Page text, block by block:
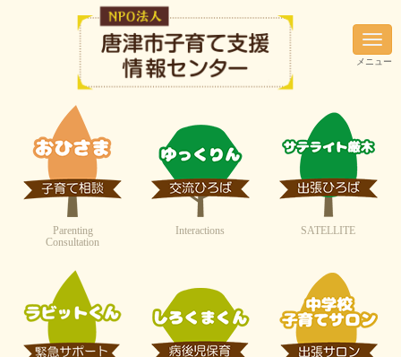
N
a
v
i
o
メニュー
Parenting
Consultation
Interactions SATELLITE